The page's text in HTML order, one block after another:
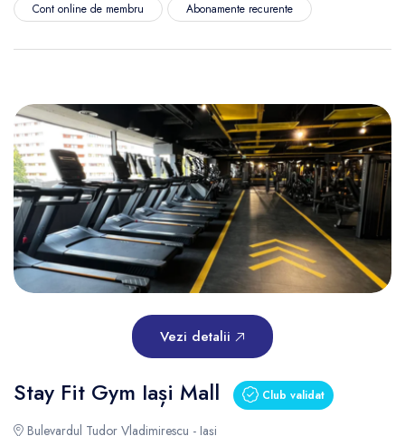
Cont online de membru
Abonamente recurente
Vezi detalii
Stay Fit Gym Iași Mall Club validat
Bulevardul Tudor Vladimirescu - Iași